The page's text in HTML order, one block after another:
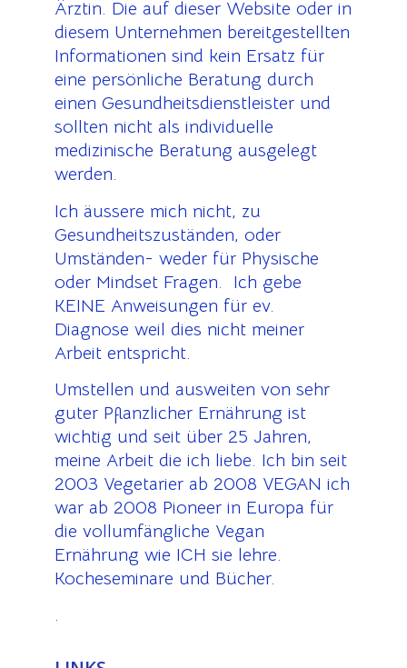
Ärztin. Die auf dieser Website oder in
diesem Unternehmen bereitgestellten
Informationen sind kein Ersatz für
eine persönliche Beratung durch
einen Gesundheitsdienstleister und
sollten nicht als individuelle
medizinische Beratung ausgelegt
werden.
Ich äussere mich nicht, zu
Gesundheitszuständen, oder
Umständen- weder für Physische
oder Mindset Fragen. Ich gebe
KEINE Anweisungen für ev.
Diagnose weil dies nicht meiner
Arbeit entspricht.
Umstellen und ausweiten von sehr
guter Pflanzlicher Ernährung ist
wichtig und seit über 25 Jahren,
meine Arbeit die ich liebe. Ich bin seit
2003 Vegetarier ab 2008 VEGAN ich
war ab 2008 Pioneer in Europa für
die vollumfängliche Vegan
Ernährung wie ICH sie lehre.
Kocheseminare und Bücher.
.